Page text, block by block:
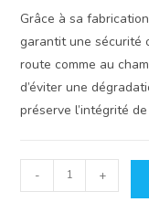
Grâce à sa
garantit une sécurité
route comme au
d’éviter une
préserve l’intégrité
quantité
de
- +